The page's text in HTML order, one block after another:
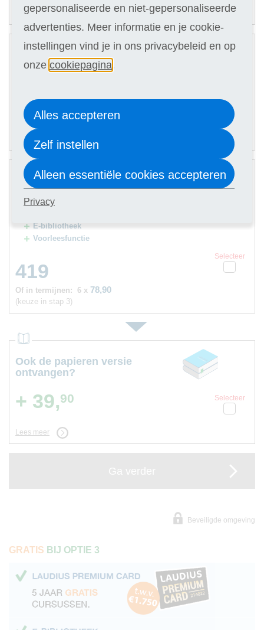
(keuze in stap 3)
Digitale cursus
399
Of in termijnen:
(keuze in stap 3)
2
Digitale cursus
Hulp docent
E-bibliotheek
Voorleesfunctie
419
Selecteer
Of in termijnen: 6 x 78,90
(keuze in stap 3)
Ook de papieren versie
ontvangen?
Selecteer
+ 39,90
Lees meer
Beveiligde omgeving
GRATIS BIJ OPTIE 3
gepersonaliseerde en niet-gepersonaliseerde
advertenties. Meer informatie en je cookie-
instellingen vind je in ons privacybeleid en op
onze cookiepagina .
Alles accepteren
Zelf instellen
Alleen essentiële cookies accepteren
Privacy